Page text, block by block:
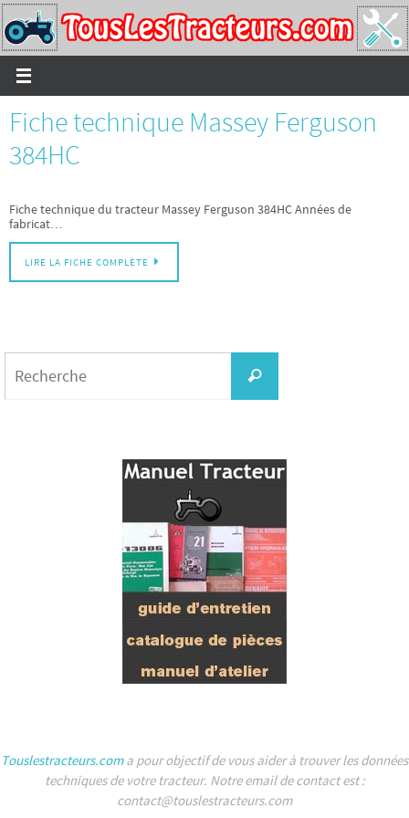
Passer
vers
le
contenu
Fiche technique Massey Ferguson
384HC
Fiche technique du tracteur Massey Ferguson 384HC Années de
fabricat…
LIRE LA FICHE COMPLÈTE
Recherche
Touslestracteurs.coma pour objectif de vous aider à trouver les données
techniques de votre tracteur. Notre email de contact est :
contact@touslestracteurs.com